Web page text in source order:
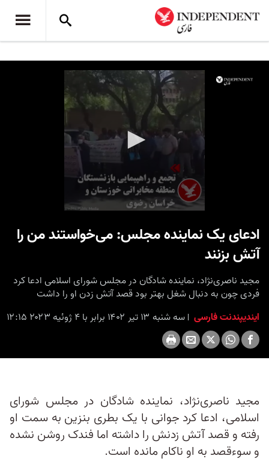
48ادعای یک نماینده مجلس: می‌خواستند من را
آتش بزنند
مجید ناصری‌نژاد، نماینده شادگان در مجلس شورای اسلامی ادعا کرد
فردی چون به دنبال شغل بهتر بود قصد آتش زدن او را داشت
ایندیپندنت فارسی سه شنبه ۱۳ تیر ۱۴۰۲ برابر با ۴ ژوئیه ۲۰۲۳ ۱۲:۱۵
مجید ناصری‌نژاد، نماینده شادگان در مجلس شورای
اسلامی، ادعا کرد جوانی با یک بطری بنزین به سمت او
رفته و قصد آتش زدنش را داشته اما فندک روشن نشده
و سوءقصد به او ناکام مانده است.